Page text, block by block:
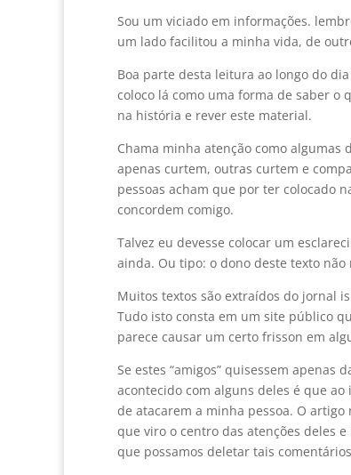
Sou um viciado em informações.
um lado facilitou a minha vida, de
Boa parte desta leitura ao longo do
coloco lá como uma forma de saber
na história e rever este material.
Chama minha atenção como algumas
apenas curtem, outras curtem e
pessoas acham que por ter colocado
concordem comigo.
Talvez eu devesse colocar um
ainda. Ou tipo: o dono deste texto
Muitos textos são extraídos do jornal
Tudo isto consta em um site público
parece causar um certo frisson em
Se estes “amigos” quisessem apenas
acontecido com alguns deles é que
de atacarem a minha pessoa. O
que viro o centro das atenções deles
que possamos deletar tais